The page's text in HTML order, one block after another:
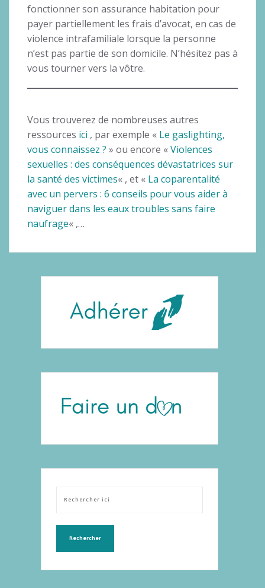
fonctionner son assurance habitation pour
payer partiellement les frais d’avocat, en cas de
violence intrafamiliale lorsque la personne
n’est pas partie de son domicile. N’hésitez pas à
vous tourner vers la vôtre.
Vous trouverez de nombreuses autres
ressources ici , par exemple « Le gaslighting,
vous connaissez ? » ou encore «Violences
sexuelles : des conséquences dévastatrices sur
la santé des victimes« , et « La coparentalité
avec un pervers : 6 conseils pour vous aider à
naviguer dans les eaux troubles sans faire
naufrage« ,…